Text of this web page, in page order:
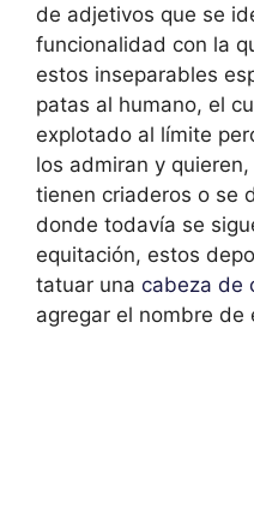
de adjetivos que se
funcionalidad con la
estos inseparables
patas al humano, el
explotado al límite
los admiran y
tienen criaderos o se
donde todavía se
equitación, estos
tatuar una cabeza de
agregar el nombre de